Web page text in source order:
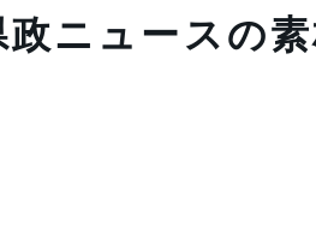
政ニュースの